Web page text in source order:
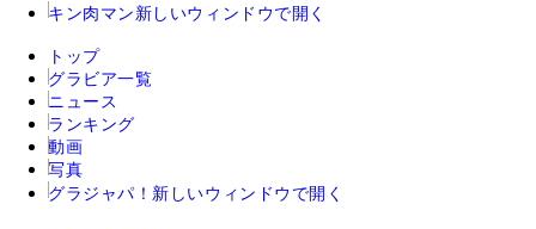
キン肉マン 新しいウィンドウで開く
トップ
グラビア一覧
ニュース
ランキング
動画
写真
グラジャパ！ 新しいウィンドウで開く